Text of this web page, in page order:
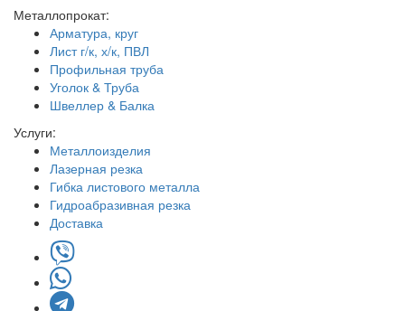
Металлопрокат:
Арматура, круг
Лист г/к, х/к, ПВЛ
Профильная труба
Уголок & Труба
Швеллер & Балка
Услуги:
Металлоизделия
Лазерная резка
Гибка листового металла
Гидроабразивная резка
Доставка